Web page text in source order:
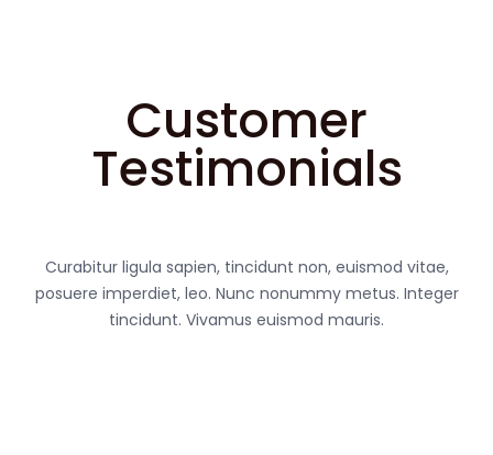
Customer
Testimonials
Curabitur ligula sapien, tincidunt non, euismod vitae,
posuere imperdiet, leo. Nunc nonummy metus. Integer
tincidunt. Vivamus euismod mauris.